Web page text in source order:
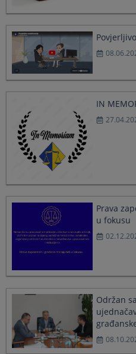
date.
the
question
mark
key
the
keyboard
shortcuts
changing
IN
Prava
u fokusu
Održan